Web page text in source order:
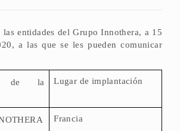
las entidades del Grupo Innothera, a 15
a las que se les pueden comunicar
de la
Lugar de implantación
Francia